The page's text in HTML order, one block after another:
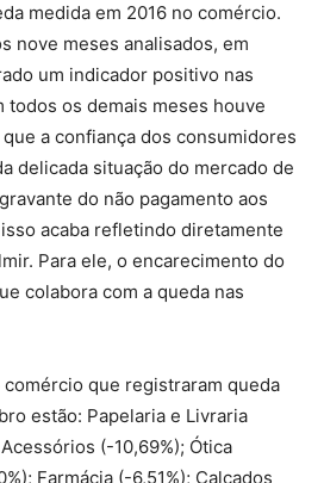
medida em 2016 no comércio.
nove meses analisados, em
um indicador positivo nas
todos os demais meses houve
a confiança dos consumidores
delicada situação do mercado de
do não pagamento aos
acaba refletindo diretamente
Para ele, o encarecimento do
colabora com a queda nas
que registraram queda
estão: Papelaria e Livraria
(-10,69%); Ótica
Farmácia (-6,51%); Calçados